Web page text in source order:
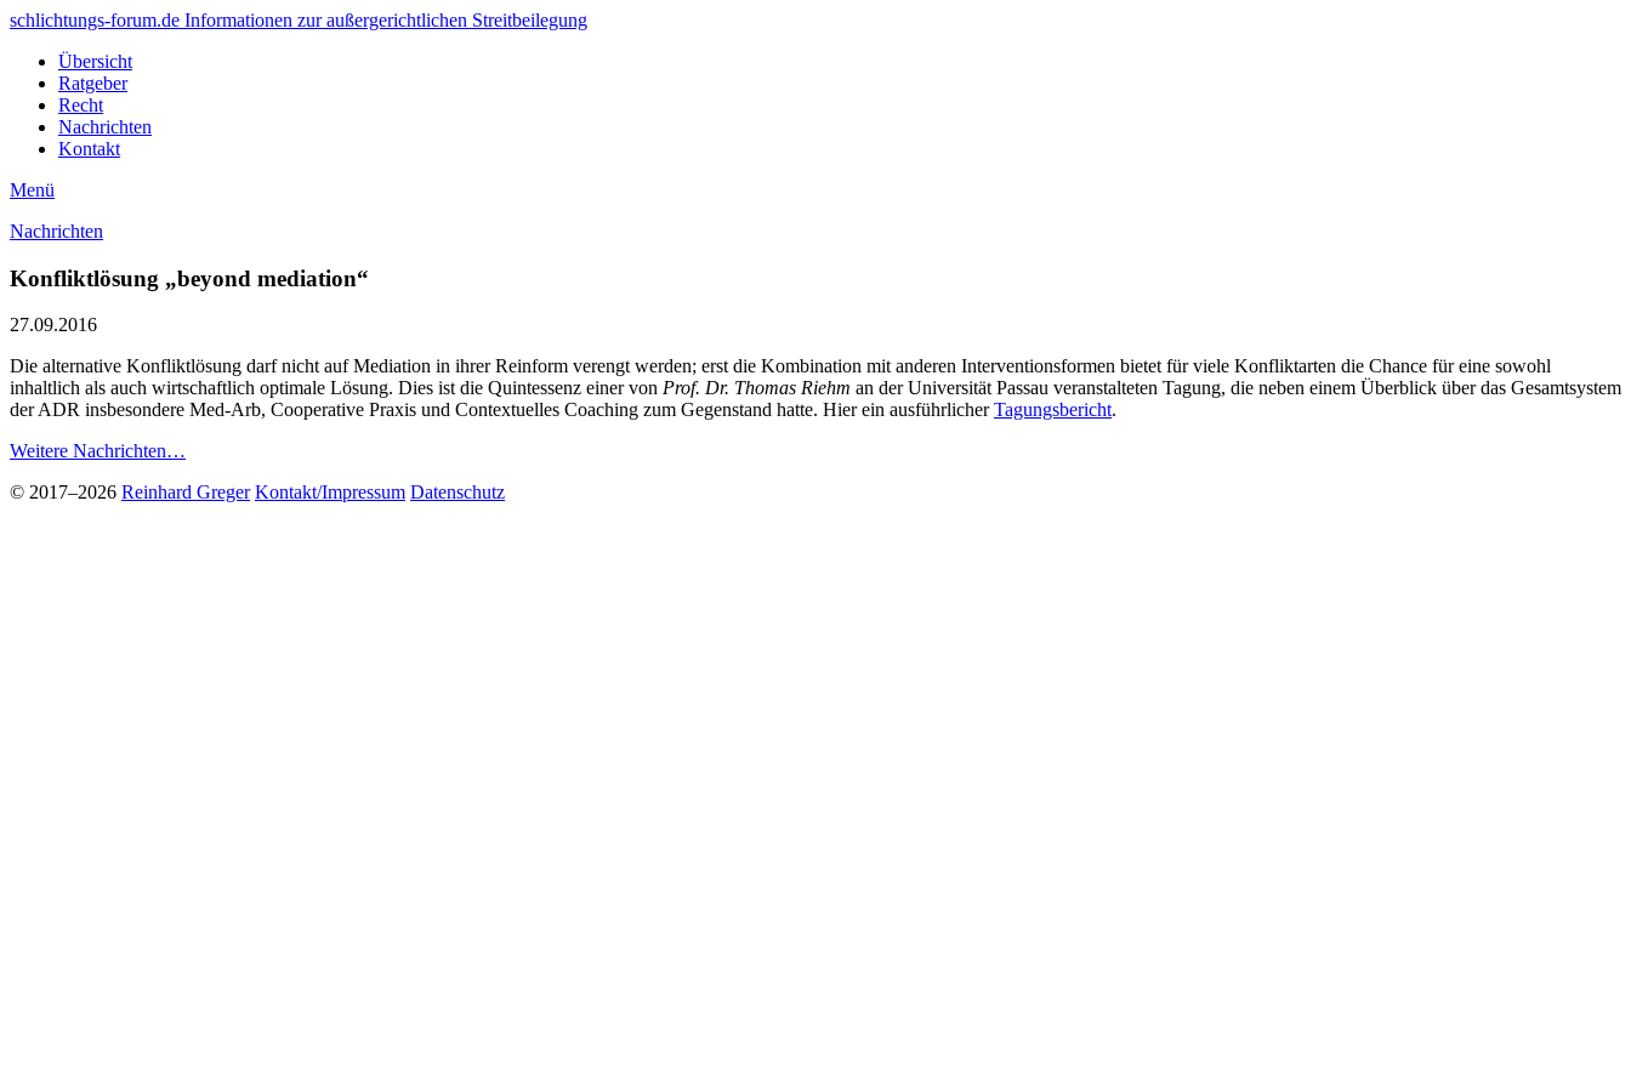
schlichtungs-forum.de Informationen zur außergerichtlichen Streitbeilegung
Übersicht
Ratgeber
Recht
Nachrichten
Kontakt
Menü
Nachrichten
Konfliktlösung „beyond mediation“
27.09.2016
Die alternative Konfliktlösung darf nicht auf Mediation in ihrer Reinform verengt werden; erst die Kombination mit anderen Interventionsformen bietet für viele Konfliktarten die Chance für eine sowohl
inhaltlich als auch wirtschaftlich optimale Lösung. Dies ist die Quintessenz einer von Prof. Dr. Thomas Riehm an der Universität Passau veranstalteten Tagung, die neben einem Überblick über das Gesamtsystem
der ADR insbesondere Med-Arb, Cooperative Praxis und Contextuelles Coaching zum Gegenstand hatte. Hier ein ausführlicherTagungsbericht.
Weitere Nachrichten…
© 2017–2026 Reinhard Greger Kontakt/Impressum Datenschutz